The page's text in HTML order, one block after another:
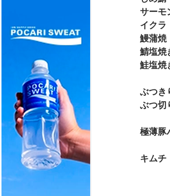
サーモ
イクラ
鰻蒲焼
鯖塩
鮭塩焼
ぶつき
ぶつ切
極薄豚
キムチ